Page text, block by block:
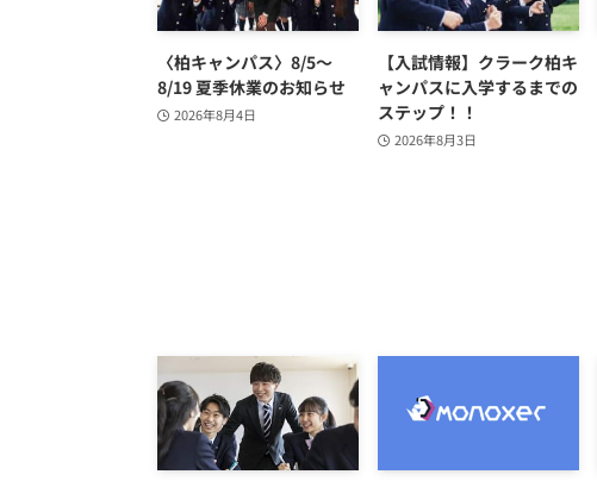
〈柏キャンパス〉8/5〜
8/19 夏季休業のお知らせ
2026年8月4日
【入試情報】クラーク柏キ
ャンパスに入学するまでの
ステップ！！
2026年8月3日